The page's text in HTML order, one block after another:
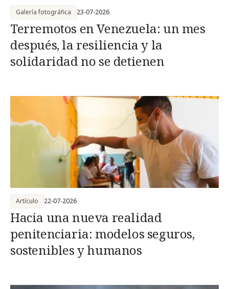
Terremotos en Venezuela: un mes
después, la resiliencia y la
solidaridad no se detienen
Galería fotográfica 23-07-2026
Hacia una nueva realidad
penitenciaria: modelos seguros,
sostenibles y humanos
Artículo 22-07-2026